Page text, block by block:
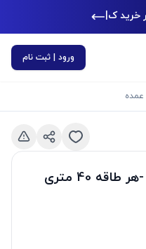
خرید کن |
ورود | ثبت نام
عمده
پارچه کاسپین عرض 2متر -هر طاقه 40 متری